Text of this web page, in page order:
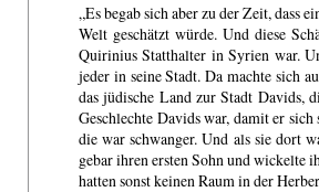
„Es begab sich aber zu der Zeit, dass
Welt geschätzt würde. Und diese
Quirinius Statthalter in Syrien war.
jeder in seine Stadt. Da machte sich
das jüdische Land zur Stadt Davids,
Geschlechte Davids war, damit er
die war schwanger. Und als sie dort
gebar ihren ersten Sohn und wickelte
hatten sonst keinen Raum in der